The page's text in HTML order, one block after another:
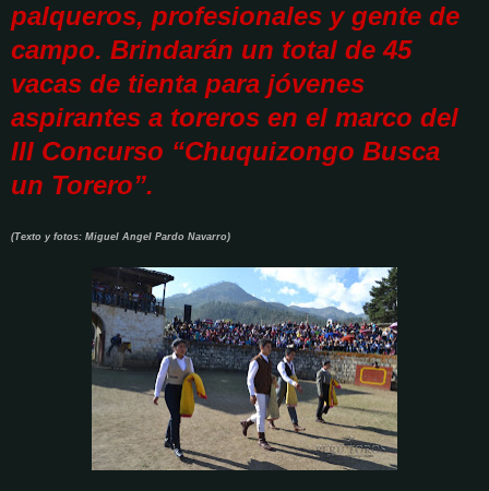
palqueros, profesionales y gente de
campo. Brindarán un total de 45
vacas de tienta para jóvenes
aspirantes a toreros en el marco del
III Concurso “Chuquizongo Busca
un Torero”.
(Texto y fotos: Miguel Angel Pardo Navarro)